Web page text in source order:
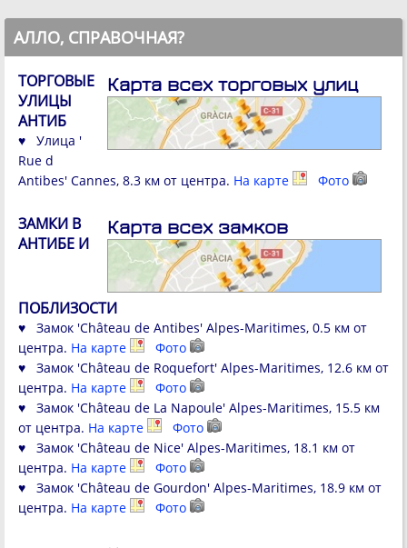
АЛЛО, СПРАВОЧНАЯ?
Карта всех торговых улиц
ТОРГОВЫЕ
УЛИЦЫ
АНТИБ
♥ Улица '
Rue d
Antibes' Cannes, 8.3 км от центра. На карте Фото
Карта всех замков
ЗАМКИ В
АНТИБЕ И
ПОБЛИЗОСТИ
♥ Замок 'Château de Antibes' Alpes-Maritimes, 0.5 км от
центра. На карте
Фото
♥ Замок 'Château de Roquefort' Alpes-Maritimes, 12.6 км от
центра. На карте
Фото
♥ Замок 'Château de La Napoule' Alpes-Maritimes, 15.5 км
от центра. На карте
Фото
♥ Замок 'Château de Nice' Alpes-Maritimes, 18.1 км от
центра. На карте
Фото
♥ Замок 'Château de Gourdon' Alpes-Maritimes, 18.9 км от
центра. На карте Фото